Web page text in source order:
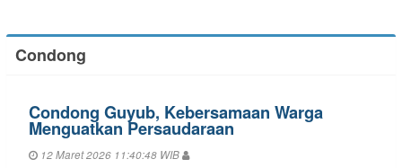
Condong
Condong Guyub, Kebersamaan Warga
Menguatkan Persaudaraan
12 Maret 2026 11:40:48 WIB